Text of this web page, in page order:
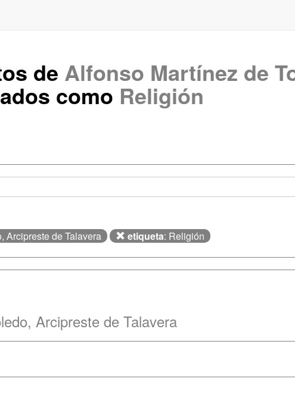
de Alfonso Martínez de
como Religión
Arcipreste de Talavera etiqueta: Religión
Arcipreste de Talavera